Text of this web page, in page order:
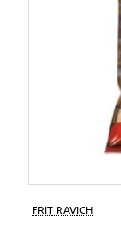
FRIT RAVICH